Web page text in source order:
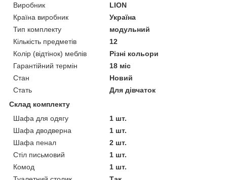
Виробник
LION
Країна виробник
Україна
Тип комплекту
модульний
Кількість предметів
12
Колір (відтінок) меблів
Різні кольори
Гарантійний термін
18 міс
Стан
Новий
Стать
Для дівчаток
Склад комплекту
Шафа для одягу
1 шт.
Шафа дводверна
1 шт.
Шафа пенал
2 шт.
Стіл письмовий
1 шт.
Комод
1 шт.